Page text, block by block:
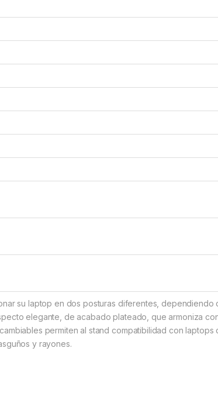
su laptop en dos posturas diferentes, dependiendo
elegante, de acabado plateado, que armoniza
permiten al stand compatibilidad con laptops
y rayones.